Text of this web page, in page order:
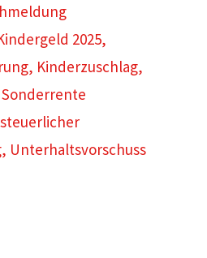
2025,
, Kinderzuschlag,
Sonderrente
steuerlicher
, Unterhaltsvorschuss